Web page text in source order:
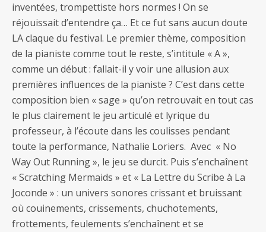
inventées, trompettiste hors normes ! On se
réjouissait d’entendre ça… Et ce fut sans aucun doute
LA claque du festival. Le premier thème, composition
de la pianiste comme tout le reste, s’intitule « A »,
comme un début : fallait-il y voir une allusion aux
premières influences de la pianiste ? C’est dans cette
composition bien « sage » qu’on retrouvait en tout cas
le plus clairement le jeu articulé et lyrique du
professeur, à l’écoute dans les coulisses pendant
toute la performance, Nathalie Loriers. Avec « No
Way Out Running », le jeu se durcit. Puis s’enchaînent
« Scratching Mermaids » et « La Lettre du Scribe à La
Joconde » : un univers sonores crissant et bruissant
où couinements, crissements, chuchotements,
frottements, feulements s’enchaînent et se